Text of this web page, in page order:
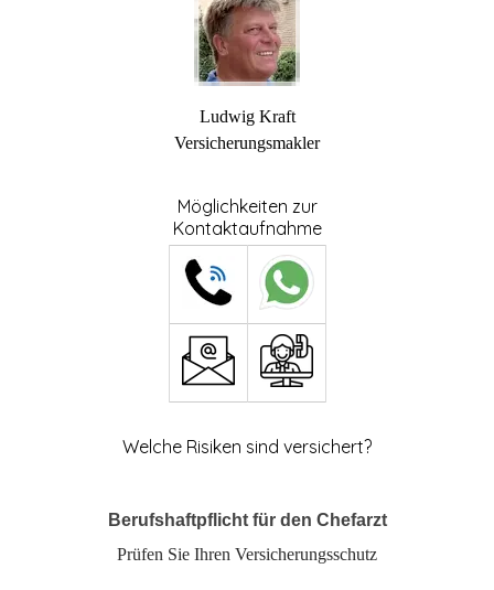
Ludwig Kraft
Versicherungsmakler
Möglichkeiten zur
Kontaktaufnahme
Welche Risiken sind versichert?
Berufshaftpflicht für den Chefarzt
Prüfen Sie Ihren Versicherungsschutz